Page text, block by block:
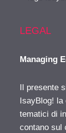
LEGAL
Managing
Il presente
IsayBlog!
tematici di
contano sul